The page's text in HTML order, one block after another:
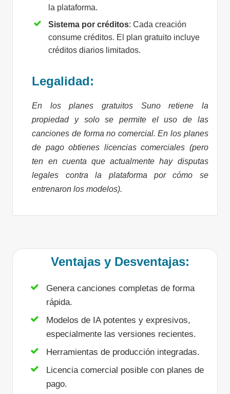
la plataforma.
Sistema por créditos: Cada creación
consume créditos. El plan gratuito incluye
créditos diarios limitados.
Legalidad:
En los planes gratuitos Suno retiene la
propiedad y solo se permite el uso de las
canciones de forma no comercial. En los planes
de pago obtienes licencias comerciales (pero
ten en cuenta que actualmente hay disputas
legales contra la plataforma por cómo se
entrenaron los modelos).
Ventajas y Desventajas:
Genera canciones completas de forma
rápida.
Modelos de IA potentes y expresivos,
especialmente las versiones recientes.
Herramientas de producción integradas.
Licencia comercial posible con planes de
pago.